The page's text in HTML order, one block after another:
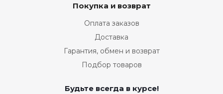
Покупка и возврат
Оплата заказов
Доставка
Гарантия, обмен и возврат
Подбор товаров
Будьте всегда в курсе!